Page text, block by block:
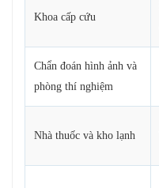
Khoa cấp cứu
Chẩn đoán hình ảnh và
phòng thí nghiệm
Nhà thuốc và kho lạnh